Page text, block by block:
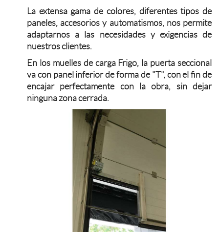
La extensa gama de colores, diferentes tipos de
paneles, accesorios y automatismos, nos permite
adaptarnos a las necesidades y exigencias de
nuestros clientes.
En los muelles de carga Frigo, la puerta seccional
va con panel inferior de forma de "T", con el fin de
encajar perfectamente con la obra, sin dejar
ninguna zona cerrada.